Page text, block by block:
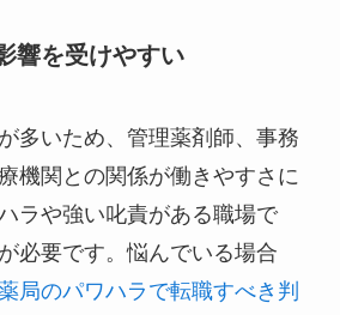
響を受けやすい
多いため、管理薬剤師、事務
機関との関係が働きやすさに
ラや強い叱責がある職場で
必要です。悩んでいる場合
局のパワハラで転職すべき判